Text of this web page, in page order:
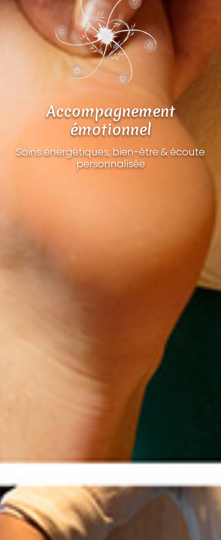
Accompagnement
émotionnel
Soins énergétiques, bien-être & écoute
personnalisée